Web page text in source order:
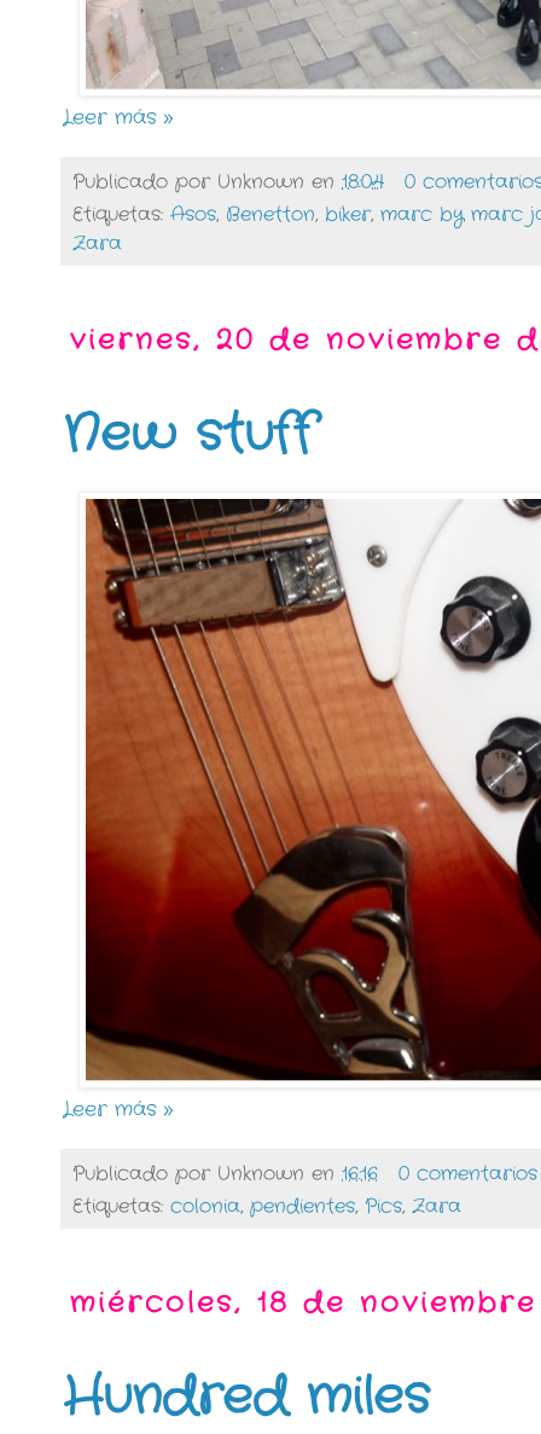
Leer más »
Publicado por Unknown en 18:04
0
Etiquetas: Asos, Benetton, biker, marc by marc
Zara
viernes, 20 de noviembre
New stuff
Leer más »
Publicado por Unknown en 16:16
0 comentarios
Etiquetas: colonia, pendientes, Pics, Zara
miércoles, 18 de
Hundred miles